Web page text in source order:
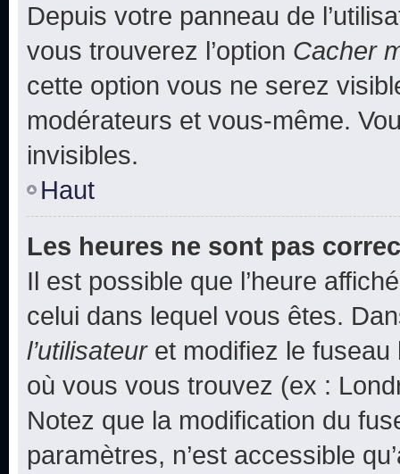
Depuis votre panneau de
vous trouverez l’option Cacher
cette option vous ne serez
modérateurs et vous-même.
invisibles.
Haut
Les heures ne sont pas
Il est possible que l’heure
celui dans lequel vous êtes.
l’utilisateuret modifiez le fuseau
où vous vous trouvez (ex :
Notez que la modification du
paramètres, n’est accessible